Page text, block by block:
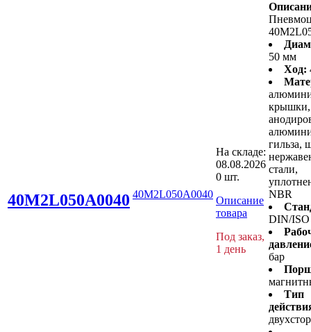
40M2L050A0040 40M2L050A0040
На складе:
08.08.2026
0 шт.
Описание
товара
Под заказ,
1 день
50 мм
Ход:
крышки,
гильза,
стали,
NBR
DIN/ISO
бар
Тип